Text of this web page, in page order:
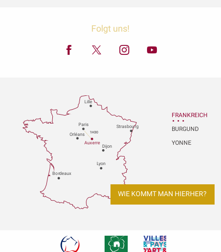
Folgt uns!
Paris
Dijon
Orléans
Bordeaux
Lyon
Auxerre
Strasbourg
Lille
1H30
FRANKREICH
BURGUND
YONNE
WIE KOMMT MAN HIERHER?